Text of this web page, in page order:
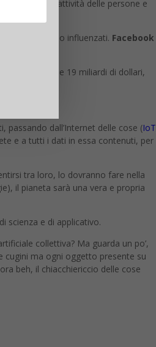
delle attività delle persone e
da cosa siamo influenzati. Facebook
qualcosa come 19 miliardi di dollari,
passando dall’Internet delle cose (IoT
e a tutti i dati in essa contenuti, per
tra loro, lo dovranno fare nella
il pianeta sarà una vera e propria
scienza e di applicativo.
collettiva? Ma guarda un po’,
cugini ma ogni oggetto presente su
beh, il chiacchiericcio delle cose